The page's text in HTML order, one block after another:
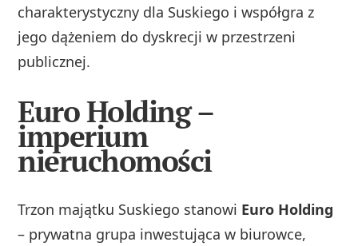
charakterystyczny dla Suskiego i współgra z
jego dążeniem do dyskrecji w przestrzeni
publicznej.
Euro Holding –
imperium
nieruchomości
Trzon majątku Suskiego stanowi Euro Holding
– prywatna grupa inwestująca w biurowce,